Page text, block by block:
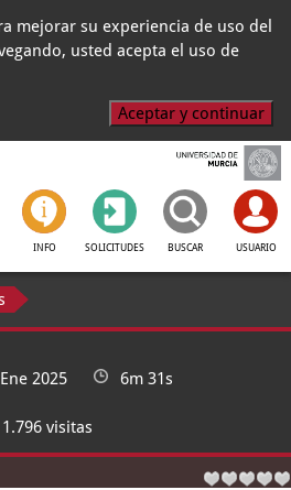
mejorar su experiencia de uso del
usted acepta el uso de
Aceptar y continuar
INFO SOLICITUDES BUSCAR USUARIO
2025 6m 31s
1.796 visitas